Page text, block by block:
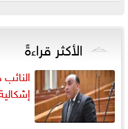
الأكثر قراءةً